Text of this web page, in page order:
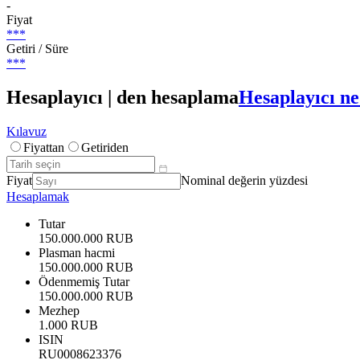
-
Fiyat
***
Getiri / Süre
***
Hesaplayıcı | den hesaplamaHesaplayıcı
Kılavuz
Fiyattan
Getiriden
Fiyat
Nominal değerin yüzdesi
Hesaplamak
Tutar
150.000.000 RUB
Plasman hacmi
150.000.000 RUB
Ödenmemiş Tutar
150.000.000 RUB
Mezhep
1.000 RUB
ISIN
RU0008623376